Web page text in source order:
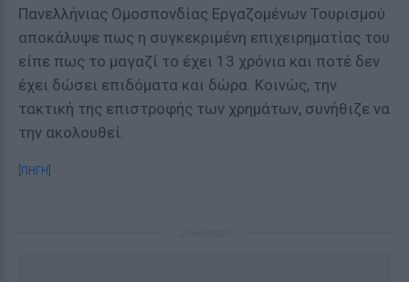
Πανελλήνιας Ομοσπονδίας Εργαζομένων Τουρισμού
αποκάλυψε πως η συγκεκριμένη επιχειρηματίας του
είπε πως το μαγαζί το έχει 13 χρόνια και ποτέ δεν
έχει δώσει επιδόματα και δώρα. Κοινώς, την
τακτική της επιστροφής των χρημάτων, συνήθιζε να
την ακολουθεί.
[ΠΗΓΗ]